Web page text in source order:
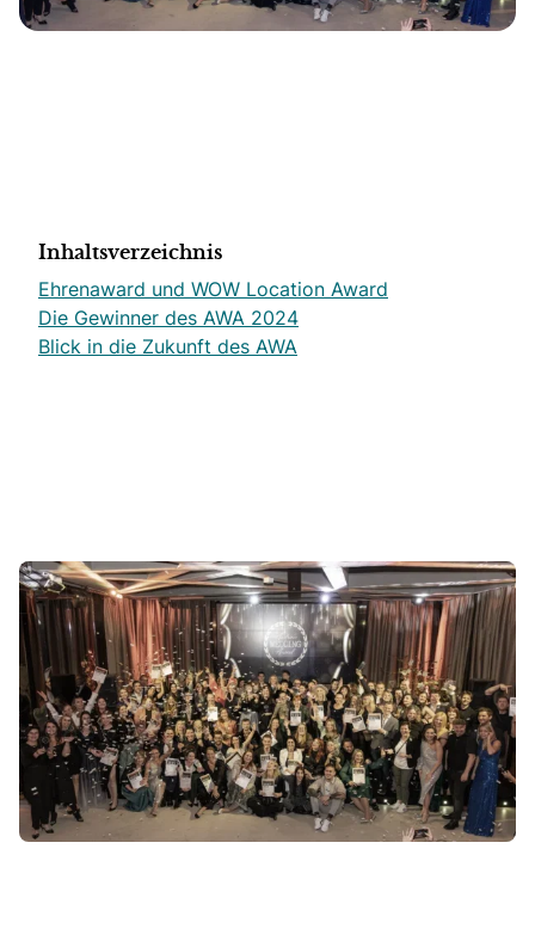
Inhaltsverzeichnis
Ehrenaward und WOW Location Award
Die Gewinner des AWA 2024
Blick in die Zukunft des AWA